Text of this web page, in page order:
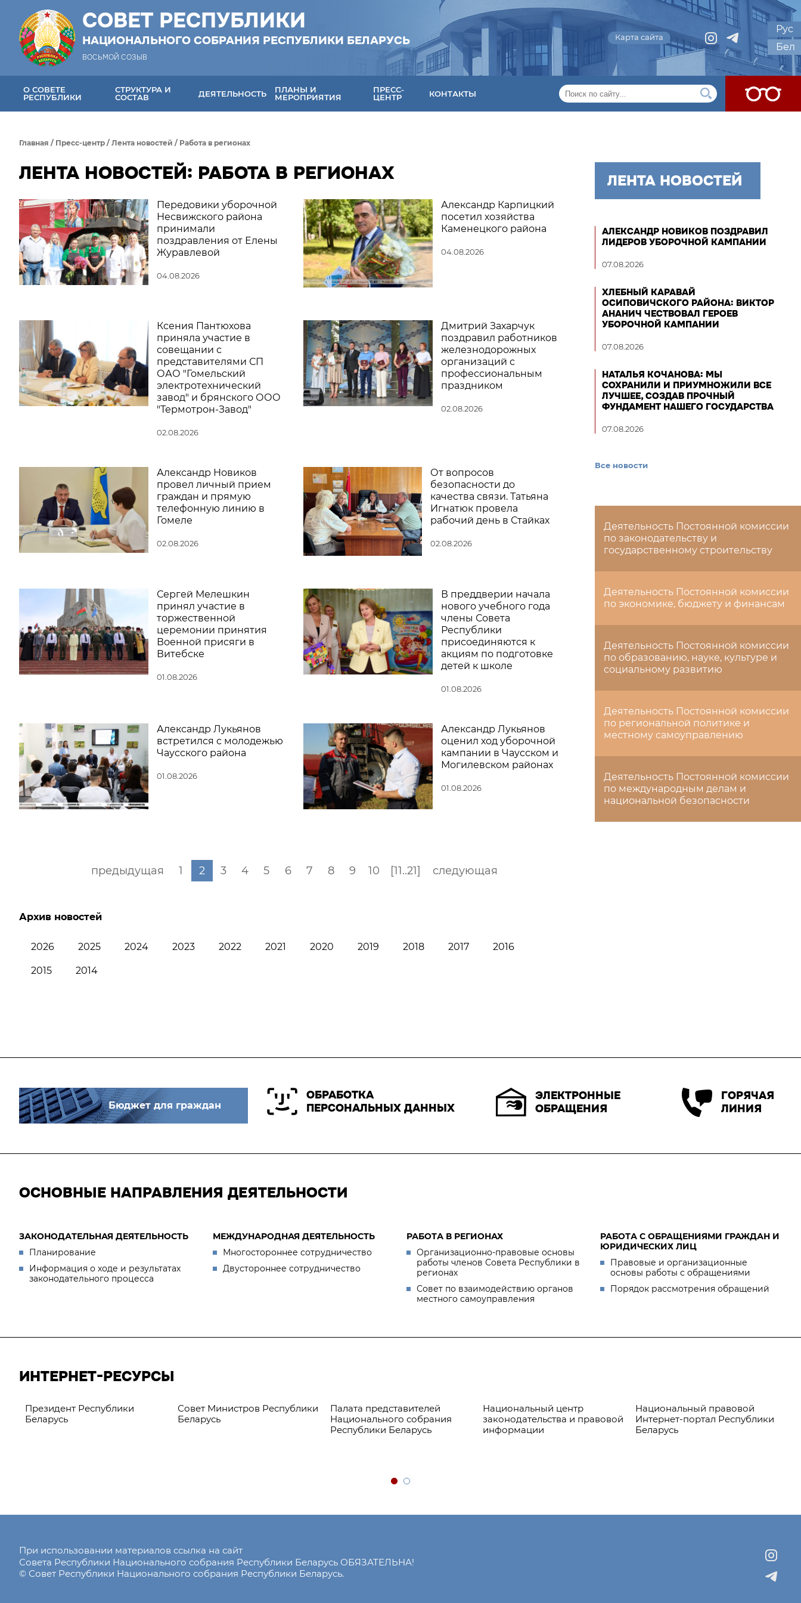
СОВЕТ РЕСПУБЛИКИ
НАЦИОНАЛЬНОГО СОБРАНИЯ РЕСПУБЛИКИ БЕЛАРУСЬ
ВОСЬМОЙ СОЗЫВ
Карта сайта
Рус
Бел
О СОВЕТЕ
РЕСПУБЛИКИ
СТРУКТУРА И
СОСТАВ
ДЕЯТЕЛЬНОСТЬ
ПЛАНЫ И
МЕРОПРИЯТИЯ
ПРЕСС-
ЦЕНТР
КОНТАКТЫ
Главная / Пресс-центр / Лента новостей / Работа в регионах
ЛЕНТА НОВОСТЕЙ: РАБОТА В РЕГИОНАХ
Передовики уборочной
Несвижского района
принимали
поздравления от Елены
Журавлевой
04.08.2026
Александр Карпицкий
посетил хозяйства
Каменецкого района
04.08.2026
Ксения Пантюхова
приняла участие в
совещании с
представителями СП
ОАО "Гомельский
электротехнический
завод" и брянского ООО
"Термотрон-Завод"
02.08.2026
Дмитрий Захарчук
поздравил работников
железнодорожных
организаций с
профессиональным
праздником
02.08.2026
Александр Новиков
провел личный прием
граждан и прямую
телефонную линию в
Гомеле
02.08.2026
От вопросов
безопасности до
качества связи. Татьяна
Игнатюк провела
рабочий день в Стайках
02.08.2026
Сергей Мелешкин
принял участие в
торжественной
церемонии принятия
Военной присяги в
Витебске
01.08.2026
В преддверии начала
нового учебного года
члены Совета
Республики
присоединяются к
акциям по подготовке
детей к школе
01.08.2026
Александр Лукьянов
встретился с молодежью
Чаусского района
01.08.2026
Александр Лукьянов
оценил ход уборочной
кампании в Чаусском и
Могилевском районах
01.08.2026
предыдущая 1 2 3 4 5 6 7 8 9 10 [11..21] следующая
Архив новостей
2026 2025 2024 2023 2022 2021 2020 2019 2018 2017 2016
2015 2014
ЛЕНТА НОВОСТЕЙ
АЛЕКСАНДР НОВИКОВ ПОЗДРАВИЛ
ЛИДЕРОВ УБОРОЧНОЙ КАМПАНИИ
07.08.2026
ХЛЕБНЫЙ КАРАВАЙ
ОСИПОВИЧСКОГО РАЙОНА: ВИКТОР
АНАНИЧ ЧЕСТВОВАЛ ГЕРОЕВ
УБОРОЧНОЙ КАМПАНИИ
07.08.2026
НАТАЛЬЯ КОЧАНОВА: МЫ
СОХРАНИЛИ И ПРИУМНОЖИЛИ ВСЕ
ЛУЧШЕЕ, СОЗДАВ ПРОЧНЫЙ
ФУНДАМЕНТ НАШЕГО ГОСУДАРСТВА
07.08.2026
Все новости
Деятельность Постоянной комиссии
по законодательству и
государственному строительству
Деятельность Постоянной комиссии
по экономике, бюджету и финансам
Деятельность Постоянной комиссии
по образованию, науке, культуре и
социальному развитию
Деятельность Постоянной комиссии
по региональной политике и
местному самоуправлению
Деятельность Постоянной комиссии
по международным делам и
национальной безопасности
Бюджет для граждан
ОБРАБОТКА
ПЕРСОНАЛЬНЫХ ДАННЫХ
ЭЛЕКТРОННЫЕ
ОБРАЩЕНИЯ
ГОРЯЧАЯ
ЛИНИЯ
ОСНОВНЫЕ НАПРАВЛЕНИЯ ДЕЯТЕЛЬНОСТИ
ЗАКОНОДАТЕЛЬНАЯ ДЕЯТЕЛЬНОСТЬ
Планирование
Информация о ходе и результатах
законодательного процесса
МЕЖДУНАРОДНАЯ ДЕЯТЕЛЬНОСТЬ
Многостороннее сотрудничество
Двустороннее сотрудничество
РАБОТА В РЕГИОНАХ
Организационно-правовые основы
работы членов Совета Республики в
регионах
Совет по взаимодействию органов
местного самоуправления
РАБОТА С ОБРАЩЕНИЯМИ ГРАЖДАН И
ЮРИДИЧЕСКИХ ЛИЦ
Правовые и организационные
основы работы с обращениями
Порядок рассмотрения обращений
ИНТЕРНЕТ-РЕСУРСЫ
Президент Республики
Беларусь
Совет Министров Республики
Беларусь
Палата представителей
Национального собрания
Республики Беларусь
Национальный центр
законодательства и правовой
информации
Национальный правовой
Интернет-портал Республики
Беларусь
При использовании материалов ссылка на сайт
Совета Республики Национального собрания Республики Беларусь ОБЯЗАТЕЛЬНА!
© Совет Республики Национального собрания Республики Беларусь.